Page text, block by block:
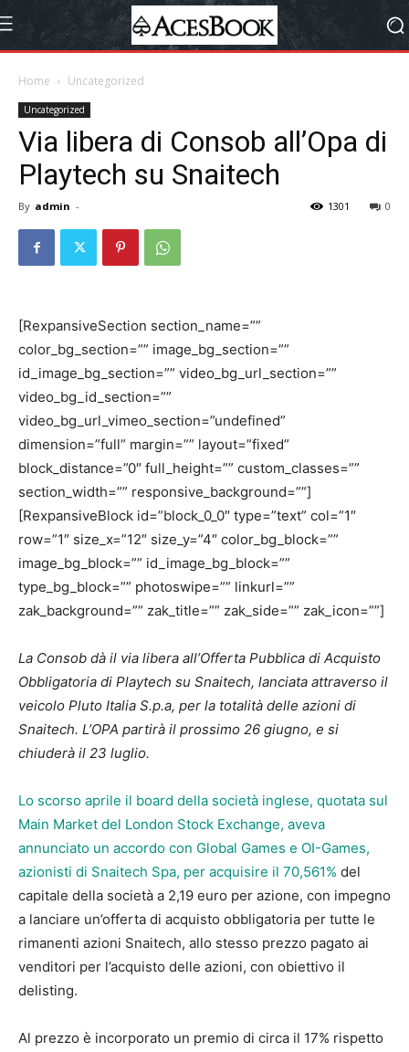
Home Uncategorized
Uncategorized
Via libera di Consob all’Opa di
Playtech su Snaitech
By admin - 0
1301
[RexpansiveSection section_name=””
color_bg_section=”” image_bg_section=””
id_image_bg_section=”” video_bg_url_section=””
video_bg_id_section=””
video_bg_url_vimeo_section=”undefined”
dimension=”full” margin=”” layout=”fixed”
block_distance=”0″ full_height=”” custom_classes=””
section_width=”” responsive_background=””]
[RexpansiveBlock id=”block_0_0″ type=”text” col=”1″
row=”1″ size_x=”12″ size_y=”4″ color_bg_block=””
image_bg_block=”” id_image_bg_block=””
type_bg_block=”” photoswipe=”” linkurl=””
zak_background=”” zak_title=”” zak_side=”” zak_icon=””]
La Consob dà il via libera all’Offerta Pubblica di Acquisto
Obbligatoria di Playtech su Snaitech, lanciata attraverso il
veicolo Pluto Italia S.p.a, per la totalità delle azioni di
Snaitech. L’OPA partirà il prossimo 26 giugno, e si
chiuderà il 23 luglio.
Lo scorso aprile il board della società inglese, quotata sul
Main Market del London Stock Exchange, aveva
annunciato un accordo con Global Games e OI-Games,
azionisti di Snaitech Spa, per acquisire il 70,561% del
capitale della società a 2,19 euro per azione, con impegno
a lanciare un’offerta di acquisto obbligatoria per tutte le
rimanenti azioni Snaitech, allo stesso prezzo pagato ai
venditori per l’acquisto delle azioni, con obiettivo il
delisting.
Al prezzo è incorporato un premio di circa il 17% rispetto